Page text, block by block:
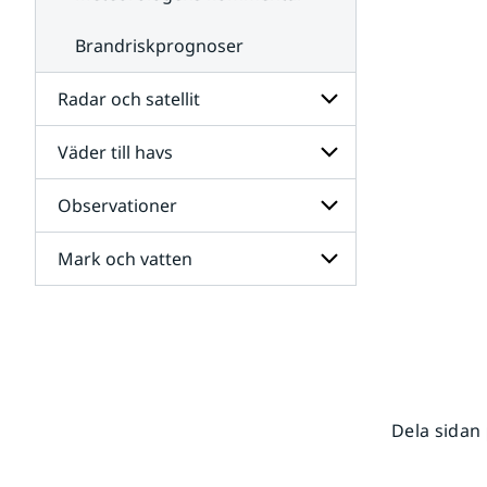
Brandriskprognoser
Radar och satellit
Undersidor
för
Radar
och
satellit
Väder till havs
Undersidor
för
Väder
till
havs
Observationer
Undersidor
för
Mark och vatten
Dela sidan